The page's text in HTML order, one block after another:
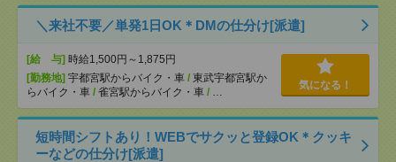
＼来社不要／単発1日OK＊DMの仕分け[派遣]
[給 与] 時給1,500円～1,875円
[勤務地] 宇都宮駅からバイク・車 / 東武宇都宮駅か
らバイク・車 / 雀宮駅からバイク・車 / …
気になる！
短時間シフトあり！WEBでサクッと登録OK＊クッキ
ーなどの仕分け[派遣]